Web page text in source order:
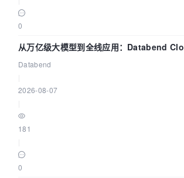
0
从万亿级大模型到全线应用：Databend
据管道
Databend
2026-08-07
181
0